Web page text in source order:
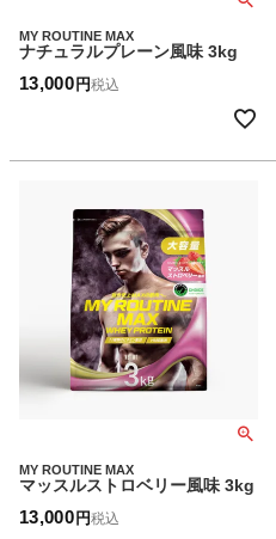
MY ROUTINE MAX
ナチュラルプレーン風味 3kg
13,000 税込
MY ROUTINE MAX
マッスルストロベリー風味 3kg
13,000 税込